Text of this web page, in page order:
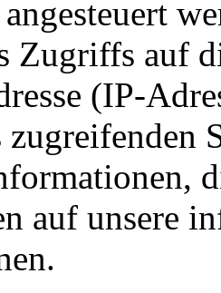
Zugriffs auf
(IP-
auf unsere